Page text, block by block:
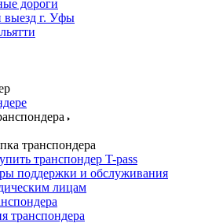
дороги
выезд г. Уфы
транспондера
транспондер T-pass
поддержки и обслуживания
лицам
транспондера